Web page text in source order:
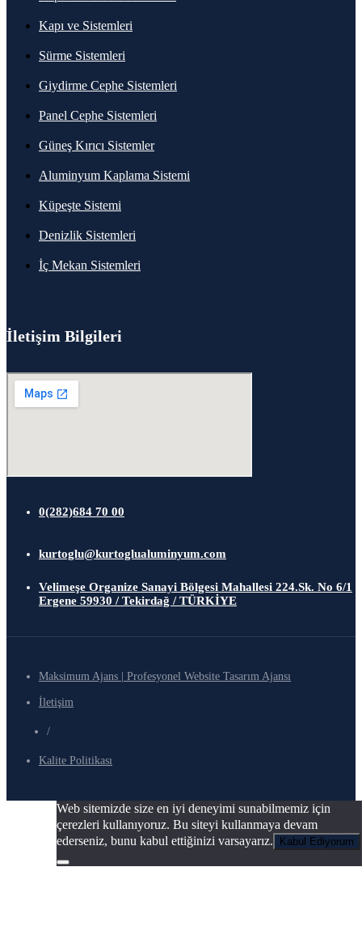
Kapı ve Sistemleri
Sürme Sistemleri
Giydirme Cephe Sistemleri
Panel Cephe Sistemleri
Güneş Kırıcı Sistemler
Aluminyum Kaplama Sistemi
Küpeşte Sistemi
Denizlik Sistemleri
İç Mekan Sistemleri
İletişim Bilgileri
0(282)684 70 00
kurtoglu@kurtoglualuminyum.com
Velimeşe Organize Sanayi Bölgesi Mahallesi 224.Sk. No 6/1
Ergene 59930 / Tekirdağ / TÜRKİYE
Maksimum Ajans | Profesyonel Website Tasarım Ajansı
İletişim
/
Kalite Politikası
Web sitemizde size en iyi deneyimi sunabilmemiz için
çerezleri kullanıyoruz. Bu siteyi kullanmaya devam
ederseniz, bunu kabul ettiğinizi varsayarız.
Kabul Ediyorum